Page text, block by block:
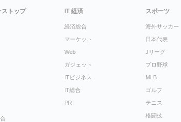
ストップ IT 経済
経済総合
マーケット
Web
ガジェット
ITビジネス
IT総合
PR
スポーツ
海外サッカー
日本代表
Jリーグ
プロ野球
MLB
ゴルフ
テニス
格闘技